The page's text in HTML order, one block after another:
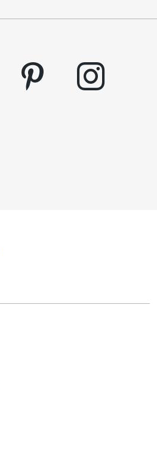
pinterest instagram